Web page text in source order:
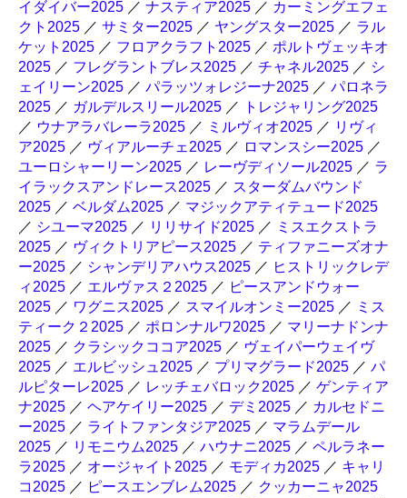
イダイバー2025 ／ ナスティア2025 ／ カーミングエフェ
クト2025 ／ サミター2025 ／ ヤングスター2025 ／ ラル
ケット2025 ／ フロアクラフト2025 ／ ポルトヴェッキオ
2025 ／ フレグラントブレス2025 ／ チャネル2025 ／ シ
ェイリーン2025 ／ パラッツォレジーナ2025 ／ パロネラ
2025 ／ ガルデルスリール2025 ／
トレジャリング2025
／ ウナアラバレーラ2025 ／ ミルヴィオ2025 ／ リヴィ
ア2025 ／ ヴィアルーチェ2025 ／ ロマンスシー2025 ／
ユーロシャーリーン2025 ／ レーヴディソール2025 ／ ラ
イラックスアンドレース2025 ／ スターダムバウンド
2025 ／ ベルダム2025 ／ マジックアティテュード2025
／ シユーマ2025 ／ リリサイド2025 ／ ミスエクストラ
2025 ／ ヴィクトリアピース2025 ／ ティファニーズオナ
ー2025 ／ シャンデリアハウス2025 ／ ヒストリックレデ
ィ2025 ／ エルヴァス２2025 ／ ピースアンドウォー
2025 ／ ワグニス2025 ／ スマイルオンミー2025 ／ ミス
ティーク２2025 ／ ポロンナルワ2025 ／ マリーナドンナ
2025 ／ クラシックココア2025 ／ ヴェイパーウェイヴ
2025 ／ エルビッシュ2025 ／ プリマグラード2025 ／ パ
ルピターレ2025 ／ レッチェバロック2025 ／ ゲンティア
ナ2025 ／ ヘアケイリー2025 ／ デミ2025 ／ カルセドニ
ー2025 ／ ライトファンタジア2025 ／ マラムデール
2025 ／ リモニウム2025 ／ ハウナニ2025 ／ ペルラネー
ラ2025 ／ オージャイト2025 ／ モディカ2025 ／ キャリ
コ2025 ／ ピースエンブレム2025 ／ クッカーニャ2025